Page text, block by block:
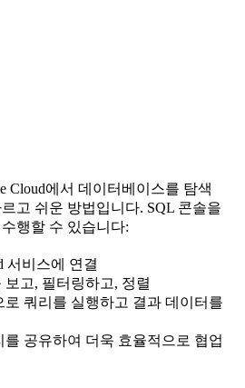
Cloud에서 데이터베이스를 탐색
고 쉬운 방법입니다. SQL 콘솔을
행할 수 있습니다:
서비스에 연결
고, 필터링하고, 정렬
로 쿼리를 실행하고 결과 데이터를
를 공유하여 더욱 효율적으로 협업